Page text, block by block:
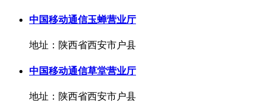
中国移动通信玉蝉营业厅
地址：陕西省西安市户县
中国移动通信草堂营业厅
地址：陕西省西安市户县